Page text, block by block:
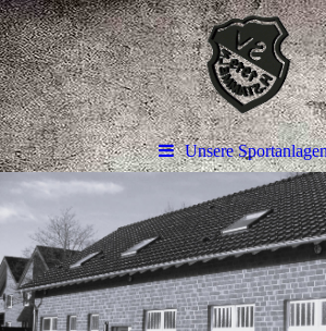
Unsere